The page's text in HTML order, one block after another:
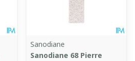
Sanodiane
Sanodiane 68 Pierre